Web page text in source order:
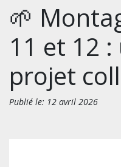
🌱
11 et 12
projet
Publié le: 12 avril 2026